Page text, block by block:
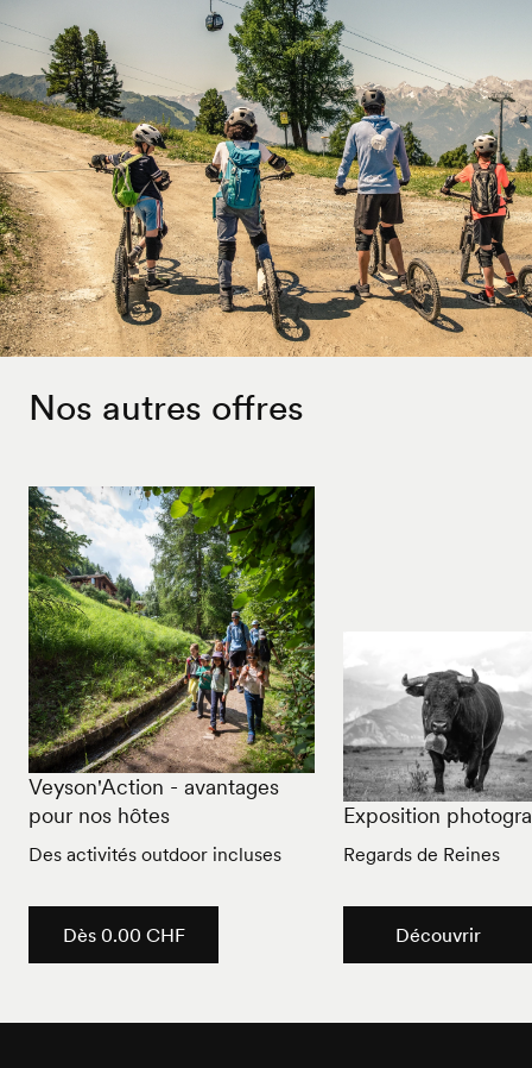
Nos autres offres
Veyson'Action - avantages
pour nos hôtes
Des activités outdoor incluses
Dès 0.00 CHF
Exposition
Regards de Reines
Découvrir